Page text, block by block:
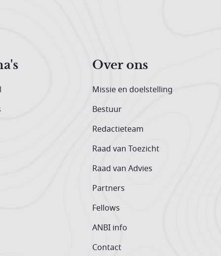
Over ons
Missie en doelstelling
Bestuur
Redactieteam
Raad van Toezicht
Raad van Advies
Partners
Fellows
ANBI info
Contact